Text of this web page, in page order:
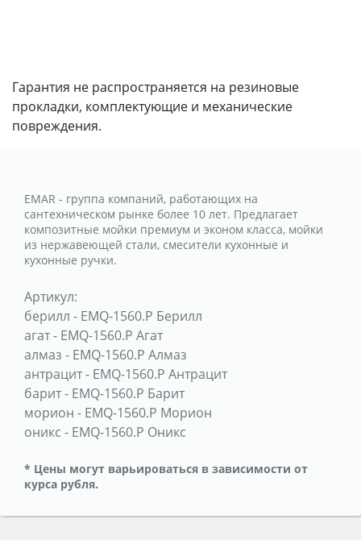
Гарантия не распространяется на резиновые
прокладки, комплектующие и механические
повреждения.
EMAR - группа компаний, работающих на
сантехническом рынке более 10 лет. Предлагает
композитные мойки премиум и эконом класса, мойки
из нержавеющей стали, смесители кухонные и
кухонные ручки.
Артикул:
берилл - EMQ-1560.P Берилл
агат- EMQ-1560.P Агат
алмаз - EMQ-1560.P Алмаз
антрацит- EMQ-1560.P Антрацит
барит- EMQ-1560.P Барит
морион - EMQ-1560.P Морион
оникс - EMQ-1560.P Оникс
* Цены могут варьироваться в зависимости от
курса рубля.